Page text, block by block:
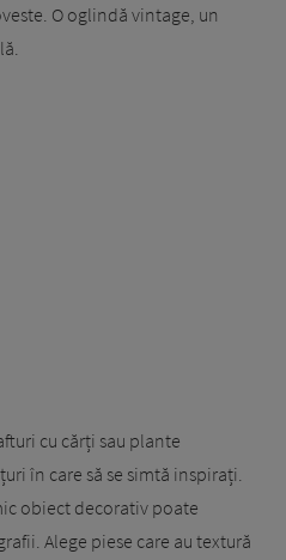
O oglindă vintage, un
cu cărți sau plante
în care să se simtă inspirați.
obiect decorativ poate
Alege piese care au textură